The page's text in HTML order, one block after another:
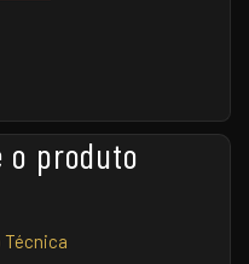
o produto